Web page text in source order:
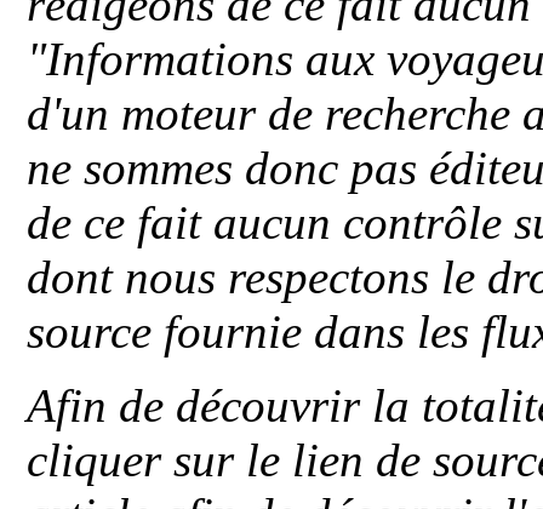
"Informations aux
d'un moteur de recherche
ne sommes donc pas
de ce fait aucun contrôle
dont nous respectons le
source fournie dans les
Afin de découvrir la
cliquer sur le lien de